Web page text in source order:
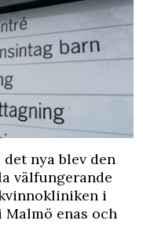
nya blev den
välfungerande
i
enas och